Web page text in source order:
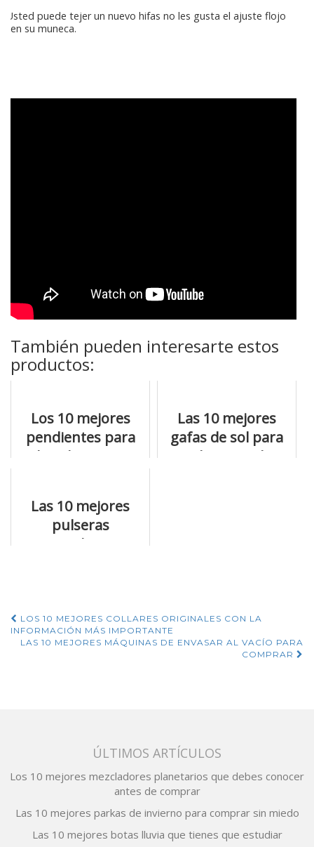
Usted puede tejer un nuevo hifas no les gusta el ajuste flojo
en su muneca.
También pueden interesarte estos
productos:
Los 10 mejores
pendientes para
hombre para
Las 10 mejores
gafas de sol para
conducir que hay
Las 10 mejores
pulseras
originales que
Navegación
de
LOS 10 MEJORES COLLARES ORIGINALES CON LA
INFORMACIÓN MÁS IMPORTANTE
LAS 10 MEJORES MÁQUINAS DE ENVASAR AL VACÍO PARA
COMPRAR
ÚLTIMOS ARTÍCULOS
Los 10 mejores mezcladores planetarios que debes conocer
antes de comprar
Las 10 mejores parkas de invierno para comprar sin miedo
Las 10 mejores botas lluvia que tienes que estudiar